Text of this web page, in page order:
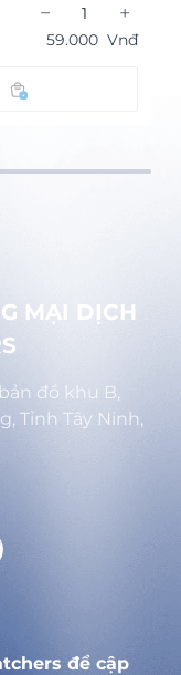
− +
59.000 Vnđ
MẠI DỊCH
đồ khu B,
Tỉnh Tây Ninh,
để cập